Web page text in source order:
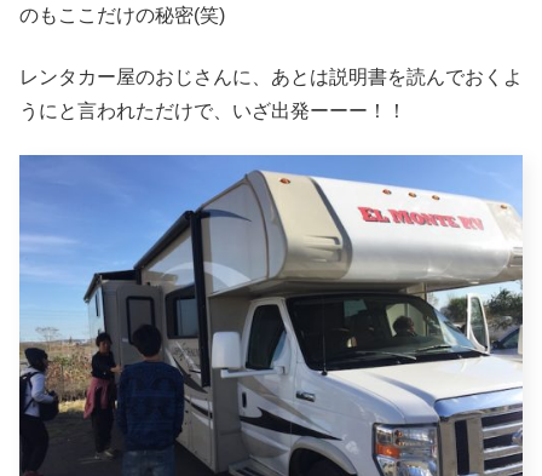
のもここだけの秘密(笑)
レンタカー屋のおじさんに、あとは説明書を読んでおくよ
うにと言われただけで、いざ出発ーーー！！